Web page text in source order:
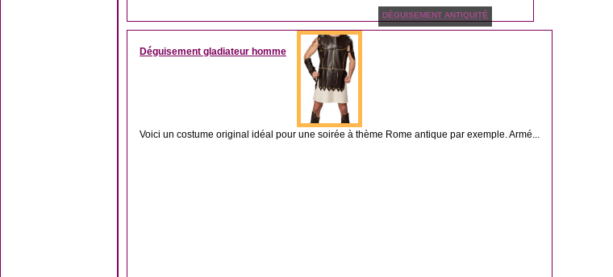
DÉGUISEMENT ANTIQUITÉ
Déguisement gladiateur homme
Voici un costume original idéal pour une soirée à thème Rome antique par exemple. Armé...